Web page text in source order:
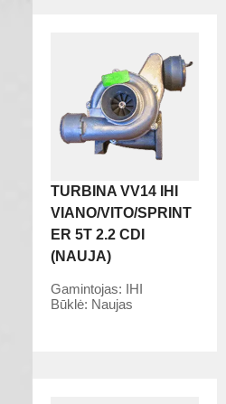
TURBINA VV14 IHI
VIANO/VITO/SPRINT
ER 5T 2.2 CDI
(NAUJA)
Gamintojas: IHI
Būklė: Naujas